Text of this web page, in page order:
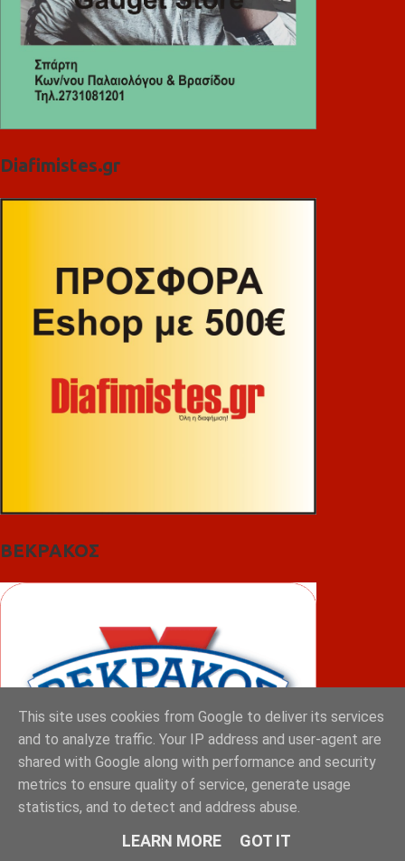
Diafimistes.gr
ΒΕΚΡΑΚΟΣ
This site uses cookies from Google to deliver its services
and to analyze traffic. Your IP address and user-agent are
shared with Google along with performance and security
metrics to ensure quality of service, generate usage
statistics, and to detect and address abuse.
LEARN MORE GOT IT